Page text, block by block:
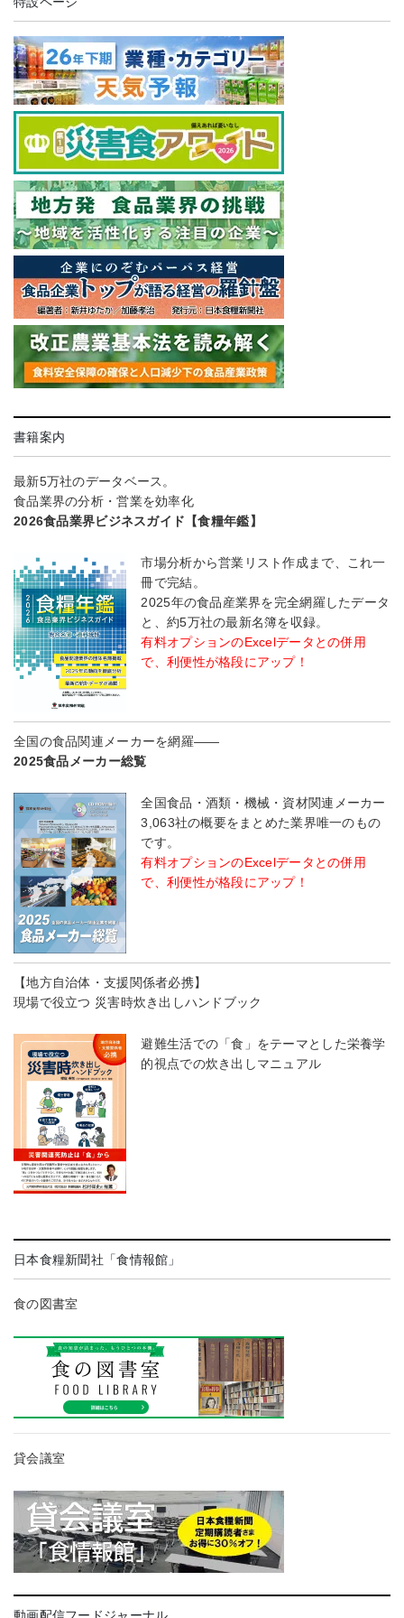
書籍案内
最新5万社のデータベース。
食品業界の分析・営業を効率化
2026食品業界ビジネスガイド【食糧年鑑】
市場分析から営業リスト作成まで、これ一
冊で完結。
2025年の食品産業界を完全網羅したデータ
と、約5万社の最新名簿を収録。
有料オプションのExcelデータとの併用
で、利便性が格段にアップ！
全国の食品関連メーカーを網羅――
2025食品メーカー総覧
全国食品・酒類・機械・資材関連メーカー
3,063社の概要をまとめた業界唯一のもの
です。
有料オプションのExcelデータとの併用
で、利便性が格段にアップ！
【地方自治体・支援関係者必携】
現場で役立つ 災害時炊き出しハンドブック
避難生活での「食」をテーマとした栄養学
的視点での炊き出しマニュアル
日本食糧新聞社「食情報館」
食の図書室
貸会議室
動画配信フードジャーナル